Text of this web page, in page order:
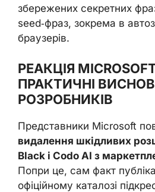
збережених секретних
seed‑фраз, зокрема в
браузерів.
РЕАКЦІЯ
ПРАКТИЧНІ
РОЗРОБНИКІВ
Представники Microsoft
видалення шкідливих
Black і Codo AI з
Попри це, сам факт
офіційному каталозі